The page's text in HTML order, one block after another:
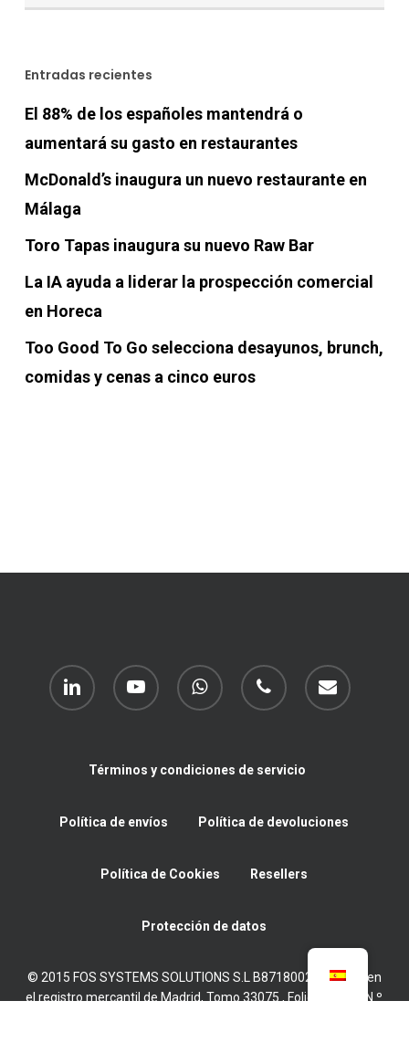
Entradas recientes
El 88% de los españoles mantendrá o
aumentará su gasto en restaurantes
McDonald’s inaugura un nuevo restaurante en
Málaga
Toro Tapas inaugura su nuevo Raw Bar
La IA ayuda a liderar la prospección comercial
en Horeca
Too Good To Go selecciona desayunos, brunch,
comidas y cenas a cinco euros
linkedin youtube whatsapp phone email
Términos y condiciones de servicio
Política de envíos Política de devoluciones
Política de Cookies Resellers
Protección de datos
© 2015 FOS SYSTEMS SOLUTIONS S.L B87180022 Inscrita en
el registro mercantil de Madrid, Tomo 33075 , Folio 11, Hoja N.º